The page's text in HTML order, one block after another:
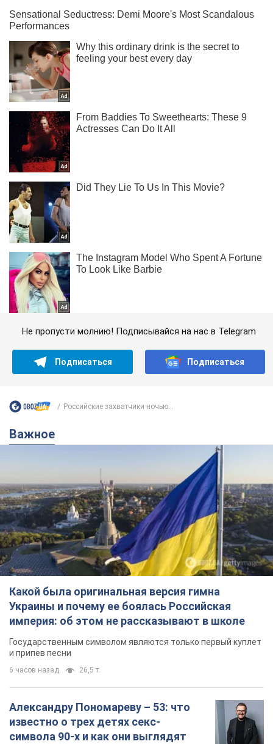
Не пропусти молнию! Подписывайся на нас в Telegram
Подписаться Подписаться
Российские захватчики ночью...
Важное
Какой была оригинальная версия гимна
Украины и почему ее боялась Российская
империя: об этом не рассказывают в школе
Государственным символом являются только первый куплет
и припев песни
6 часов назад 26,5 т.
Александру Пономареву – 53: что
известно о трех детях секс-
символа 90-х и как они выглядят